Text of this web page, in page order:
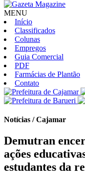
MENU
Início
Classificados
Colunas
Empregos
Guia Comercial
PDF
Farmácias de Plantão
Contato
Notícias / Cajamar
Demutran
ações
estudantes da